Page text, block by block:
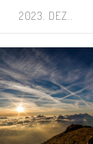
2023. DEZ..